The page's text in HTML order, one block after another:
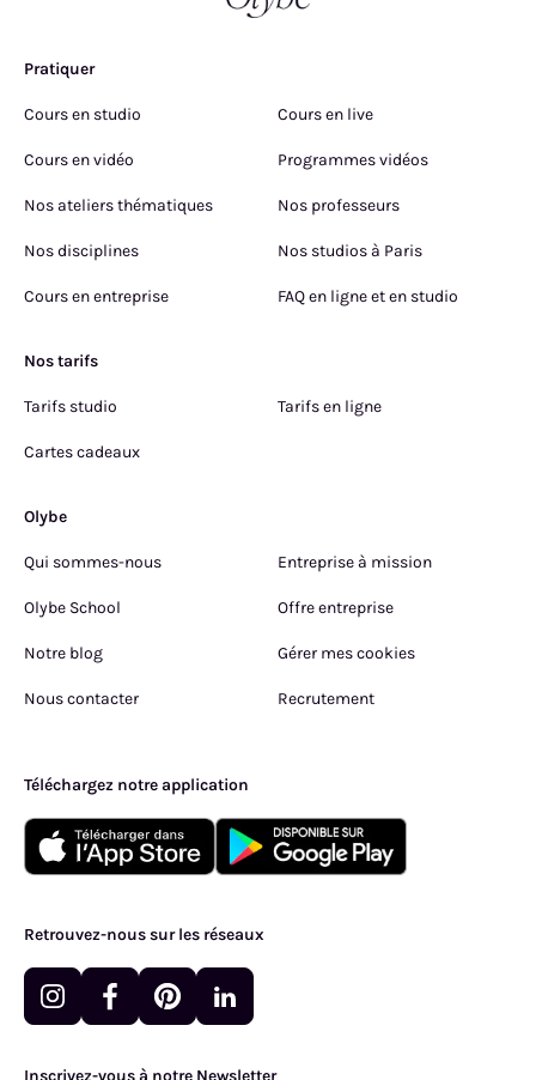
Pratiquer
Cours en studio Cours en live
Cours en vidéo Programmes vidéos
Nos ateliers thématiques Nos professeurs
Nos disciplines Nos studios à Paris
Cours en entreprise FAQ en ligne et en studio
Nos tarifs
Tarifs studio Tarifs en ligne
Cartes cadeaux
Olybe
Qui sommes-nous Entreprise à mission
Olybe School Offre entreprise
Notre blog Gérer mes cookies
Nous contacter Recrutement
Téléchargez notre application
Retrouvez-nous sur les réseaux